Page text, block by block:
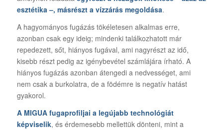
esztétika –, másrészt a vízzárás megoldása.
A hagyományos fugázás tökéletesen alkalmas erre,
azonban csak egy ideig; mindenki találkozhatott már
repedezett, sőt, hiányos fugával, ami nagyrészt az idő,
kisebb részt pedig az igénybevétel számlájára írható. A
hiányos fugázás azonban átengedi a nedvességet, ami
nem csak a burkolatra, de a födémre is negatív hatást
gyakorol.
A MIGUA fugaprofiljai a legújabb technológiát
képviselik, és érdemesebb mellettük dönteni, mint a